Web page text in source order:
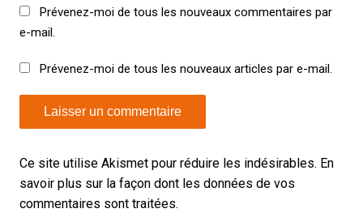
Prévenez-moi de tous les nouveaux commentaires par
e-mail.
Prévenez-moi de tous les nouveaux articles par e-mail.
Ce site utilise Akismet pour réduire les indésirables. En
savoir plus sur la façon dont les données de vos
commentaires sont traitées.